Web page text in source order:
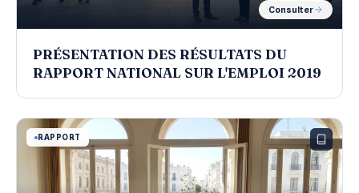
Consulter
PRÉSENTATION DES RÉSULTATS DU
RAPPORT NATIONAL SUR L'EMPLOI 2019
RAPPORT